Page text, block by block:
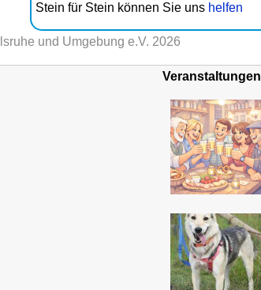
Stein für Stein können Sie uns helfen
und Umgebung e.V. 2026
Veranstaltungen